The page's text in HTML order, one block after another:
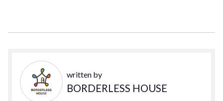
written by
BORDERLESS HOUSE